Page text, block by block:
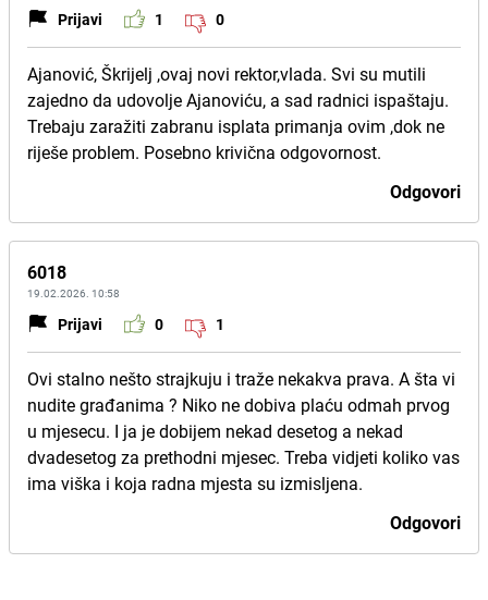
Prijavi 1 0
Ajanović, Škrijelj ,ovaj novi rektor,vlada. Svi su mutili
zajedno da udovolje Ajanoviću, a sad radnici ispaštaju.
Trebaju zaražiti zabranu isplata primanja ovim ,dok ne
riješe problem. Posebno krivična odgovornost.
Odgovori
6018
19.02.2026. 10:58
Prijavi 0 1
Ovi stalno nešto strajkuju i traže nekakva prava. A šta vi
nudite građanima ? Niko ne dobiva plaću odmah prvog
u mjesecu. I ja je dobijem nekad desetog a nekad
dvadesetog za prethodni mjesec. Treba vidjeti koliko vas
ima viška i koja radna mjesta su izmisljena.
Odgovori